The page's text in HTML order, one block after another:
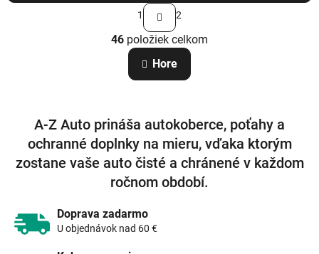
O
v
l
á
d
i
e
p
r
v
S
t
r
á
n
k
o
n
i
e
1 2
46 položiek celkom
Hore
A-Z Auto prináša autokoberce, poťahy a
ochranné doplnky na mieru, vďaka ktorým
zostane vaše auto čisté a chránené v každom
ročnom období.
Doprava zadarmo
U objednávok nad 60 €